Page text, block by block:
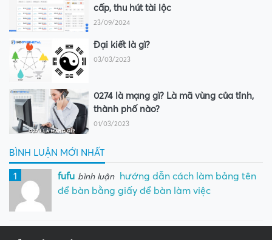
cấp, thu hút tài lộc
23/09/2024
Đại kiết là gì?
03/03/2023
0274 là mạng gì? Là mã vùng của tỉnh,
thành phố nào?
01/03/2023
BÌNH LUẬN MỚI NHẤT
1 fufu bình luận
hướng dẫn cách làm bảng tên
để bàn bằng giấy để bàn làm việc